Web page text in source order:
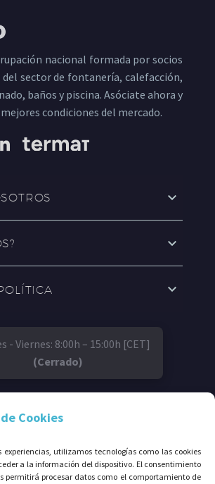
Cookies
experiencias, utilizamos tecnologías como las cookies
a la información del dispositivo. El consentimiento
permitirá procesar datos como el comportamiento de
nacional formada por socios
del sector de fontanería, calefacción,
baños y piscina. Asóciate ahora y
condiciones del mercado.
- Viernes: 8:00h – 15:00h [CET]
(Cerrado)